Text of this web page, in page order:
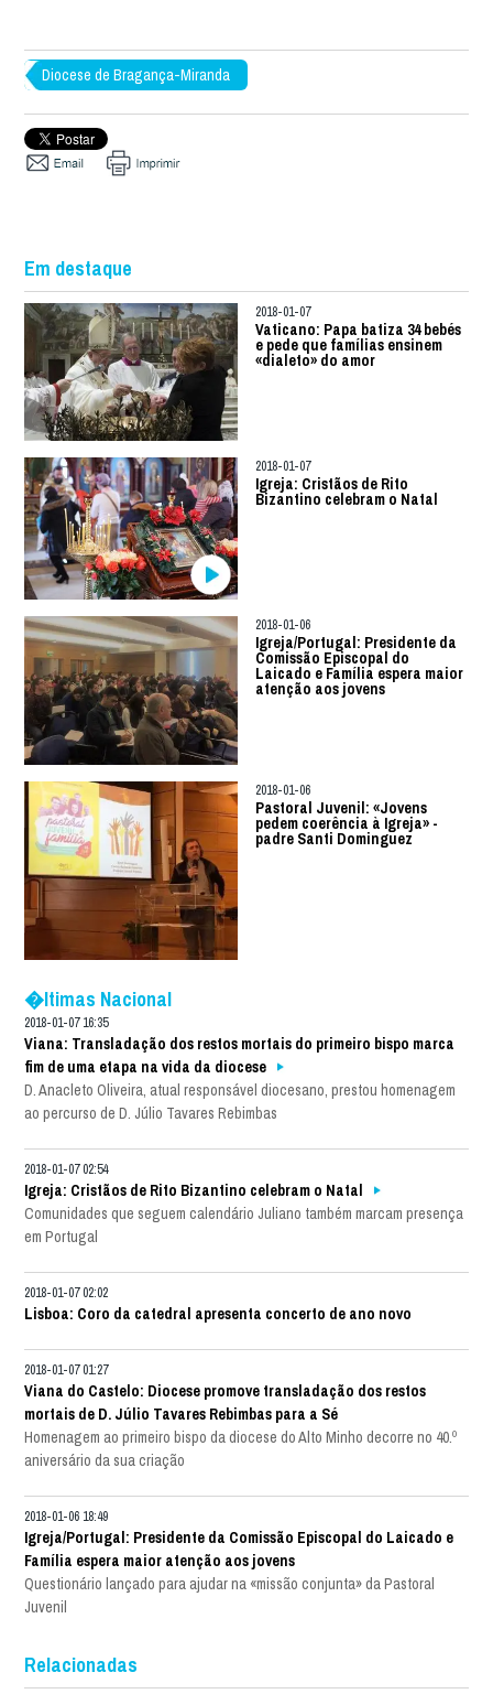
Diocese de Bragança-Miranda
Em destaque
2018-01-07
Vaticano: Papa batiza 34 bebés
e pede que famílias ensinem
«dialeto» do amor
2018-01-07
Igreja: Cristãos de Rito
Bizantino celebram o Natal
2018-01-06
Igreja/Portugal: Presidente da
Comissão Episcopal do
Laicado e Família espera maior
atenção aos jovens
2018-01-06
Pastoral Juvenil: «Jovens
pedem coerência à Igreja» -
padre Santi Dominguez
�ltimas Nacional
2018-01-07 16:35
Viana: Transladação dos restos mortais do primeiro bispo marca
fim de uma etapa na vida da diocese
D. Anacleto Oliveira, atual responsável diocesano, prestou homenagem
ao percurso de D. Júlio Tavares Rebimbas
2018-01-07 02:54
Igreja: Cristãos de Rito Bizantino celebram o Natal
Comunidades que seguem calendário Juliano também marcam presença
em Portugal
2018-01-07 02:02
Lisboa: Coro da catedral apresenta concerto de ano novo
2018-01-07 01:27
Viana do Castelo: Diocese promove transladação dos restos
mortais de D. Júlio Tavares Rebimbas para a Sé
Homenagem ao primeiro bispo da diocese do Alto Minho decorre no 40.º
aniversário da sua criação
2018-01-06 18:49
Igreja/Portugal: Presidente da Comissão Episcopal do Laicado e
Família espera maior atenção aos jovens
Questionário lançado para ajudar na «missão conjunta» da Pastoral
Juvenil
Relacionadas